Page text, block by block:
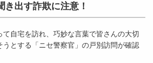
き出す詐欺に注意！
自宅を訪れ、巧妙な言葉で皆さんの大切
うとする「ニセ警察官」の戸別訪問が確認